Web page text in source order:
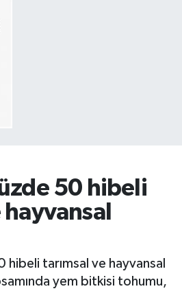
50 hibeli
tarımsal ve hayvansal
yem bitkisi tohumu,